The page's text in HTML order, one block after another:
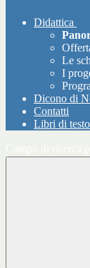
Didattica
Le
I
Dicono di
Contatti
Libri di testo